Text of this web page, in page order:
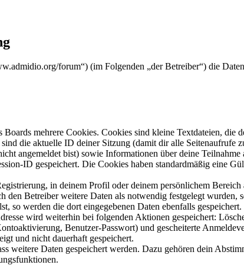
forum“) (im Folgenden „der Betreiber“) die
mehrere Cookies. Cookies sind kleine Textdateien, die
die aktuelle ID deiner Sitzung (damit dir alle Seitenaufrufe
angemeldet bist) sowie Informationen über deine
ID gespeichert. Die Cookies haben standardmäßig eine
in deinem Profil oder deinem persönlichem
Betreiber weitere Daten als notwendig festgelegt wurden,
so werden die dort eingegebenen Daten ebenfalls
wird weiterhin bei folgenden Aktionen gespeichert:
Benutzer-Passwort) und gescheiterte
und nicht dauerhaft gespeichert.
weitere Daten gespeichert werden. Dazu gehören dein